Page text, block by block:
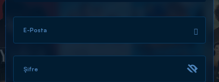
ARAMA SONUÇLARI
E-Posta
Şifre